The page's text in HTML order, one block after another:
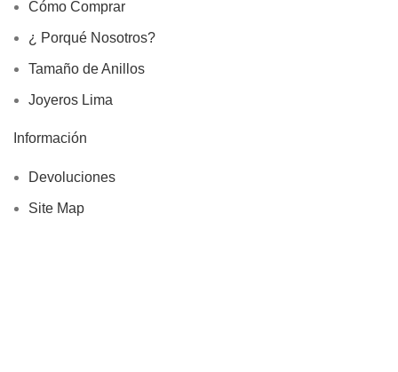
Cómo Comprar
¿ Porqué Nosotros?
Tamaño de Anillos
Joyeros Lima
Información
Devoluciones
Site Map